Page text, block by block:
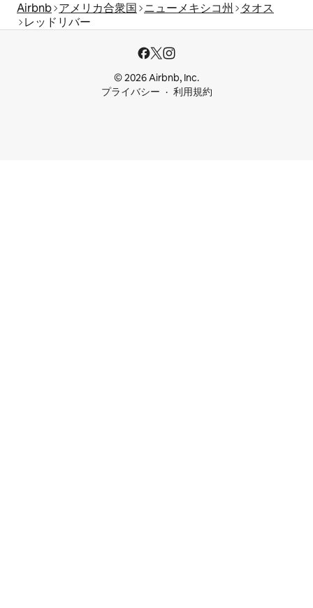
Airbnb アメリカ合衆国 ニューメキシコ州
タオス
レッドリバー
© 2026 Airbnb, Inc.
プライバシー
利用規約